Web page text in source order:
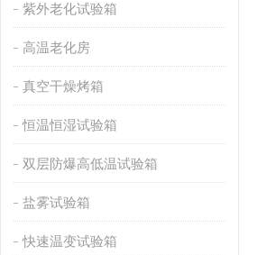
紫外老化试验箱
高温老化房
真空干燥烤箱
恒温恒湿试验箱
双层防爆高低温试验箱
盐雾试验箱
快速温变试验箱